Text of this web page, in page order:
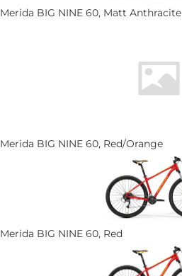
Merida BIG NINE 60, Matt Anthracite
Merida BIG NINE 60, Red/Orange
Merida BIG NINE 60, Red